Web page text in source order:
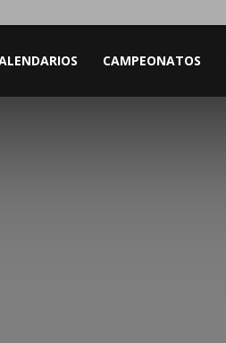
CAMPEONATOS